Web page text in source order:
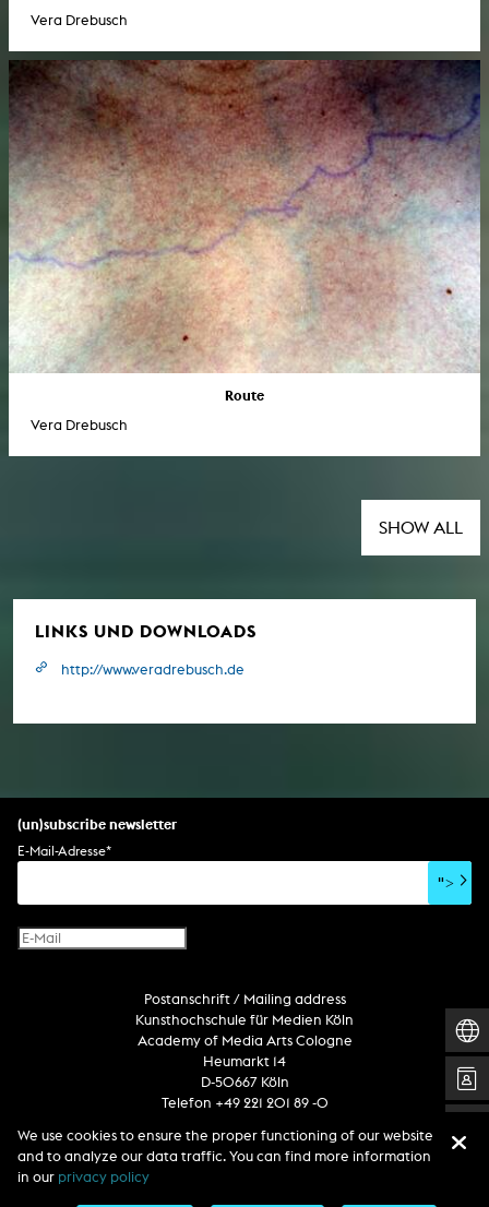
Vera Drebusch
Route
Vera Drebusch
SHOW ALL
LINKS UND DOWNLOADS
http://www.veradrebusch.de
(un)subscribe newsletter
E-Mail-Adresse*
">
Postanschrift / Mailing address
Kunsthochschule für Medien Köln
Academy of Media Arts Cologne
Heumarkt 14
D-50667 Köln
Telefon +49 221 201 89 -0
We use cookies to ensure the proper functioning of our website
and to analyze our data traffic. You can find more information
in our privacy policy